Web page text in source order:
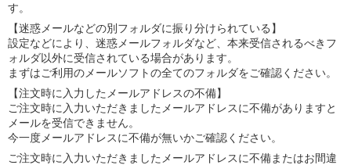
す。
【迷惑メールなどの別フォルダに振り分けられている】
設定などにより、迷惑メールフォルダなど、本来受信されるべきフ
ォルダ以外に受信されている場合があります。
まずはご利用のメールソフトの全てのフォルダをご確認ください。
【注文時に入力したメールアドレスの不備】
ご注文時に入力いただきましたメールアドレスに不備がありますと
メールを受信できません。
今一度メールアドレスに不備が無いかご確認ください。
ご注文時に入力いただきましたメールアドレスに不備またはお間違